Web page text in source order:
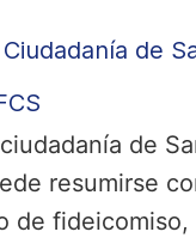
de
de
resumirse
de